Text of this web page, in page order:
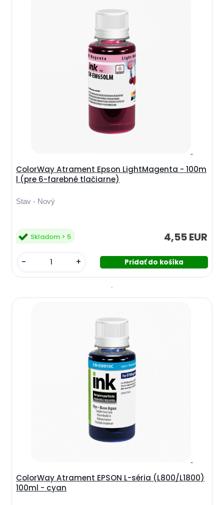
ColorWay Atrament Epson LightMagenta - 100m
l (pre 6-farebné tlačiarne)
Stav - Nový
4,55 EUR
Skladom > 5
- +
ColorWay Atrament EPSON L-séria (L800/L1800)
100ml - cyan